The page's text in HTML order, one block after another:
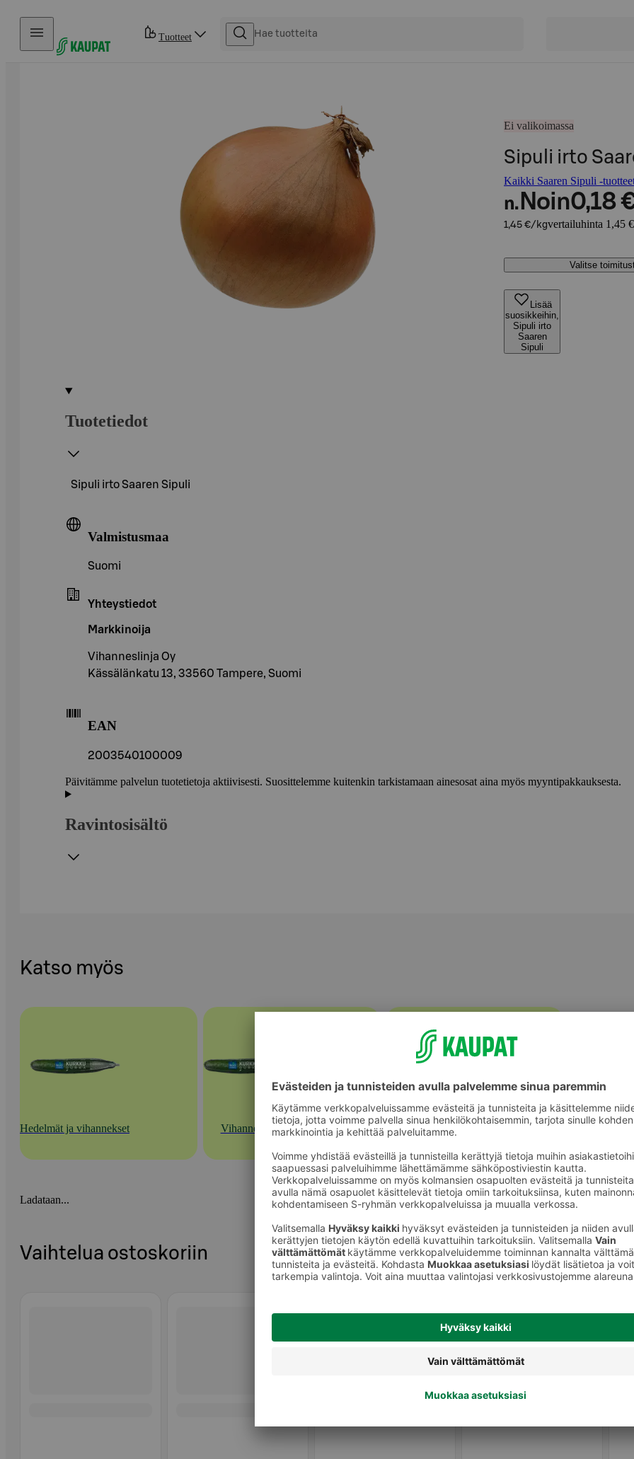
Hyppää sisältöön
Tuotteet
Ei valikoimassa
Sipuli irto
Kaikki Saaren Sipuli -
n. Noin0,18
1,45 €/kgvertailuhinta 1,45
Valitse
Lisää
suosikkeihin,
Sipuli irto
Saaren
Sipuli
Tuotetiedot
Sipuli irto Saaren Sipuli
Valmistusmaa
Suomi
Yhteystiedot
Markkinoija
Vihanneslinja Oy
Kässälänkatu 13, 33560 Tampere, Suomi
EAN
2003540100009
Päivitämme palvelun tuotetietoja aktiivisesti. Suosittelemme kuitenkin tarkistamaan ainesosat aina myös myyntipakkauksesta.
Ravintosisältö
Katso myös
Hedelmät ja vihannekset Vihannekset Sipulit
Ladataan...
Vaihtelua ostoskoriin